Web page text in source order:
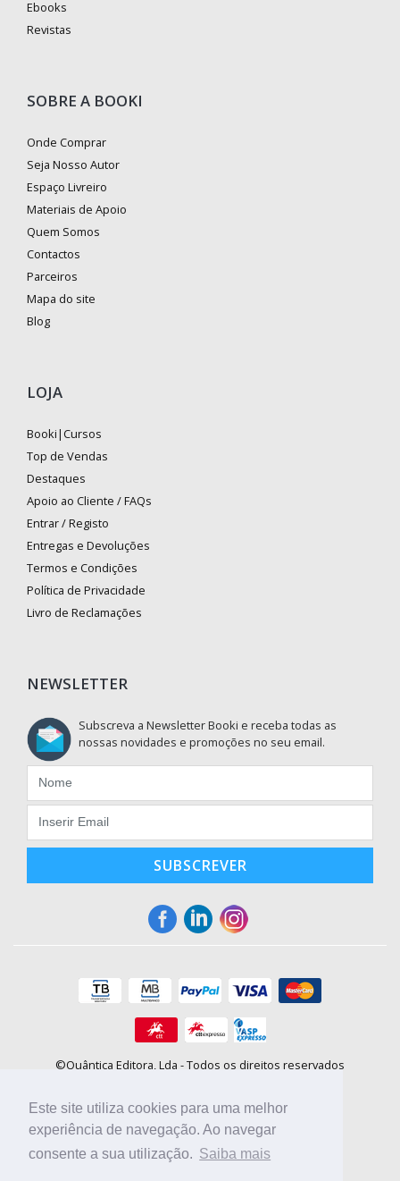
Este site utiliza cookies para uma melhor
experiência de navegação. Ao navegar
consente a sua utilização. Saiba mais
Ebooks
Revistas
SOBRE A BOOKI
Onde Comprar
Seja Nosso Autor
Espaço Livreiro
Materiais de Apoio
Quem Somos
Contactos
Parceiros
Mapa do site
Blog
LOJA
Booki|Cursos
Top de Vendas
Destaques
Apoio ao Cliente / FAQs
Entrar / Registo
Entregas e Devoluções
Termos e Condições
Política de Privacidade
Livro de Reclamações
NEWSLETTER
Subscreva a Newsletter Booki e receba todas as
nossas novidades e promoções no seu email.
SUBSCREVER
©Quântica Editora, Lda - Todos os direitos reservados
E-mail: info@booki.pt
Tel.: +351 220 104 872(custo de chamada para a rede fixa